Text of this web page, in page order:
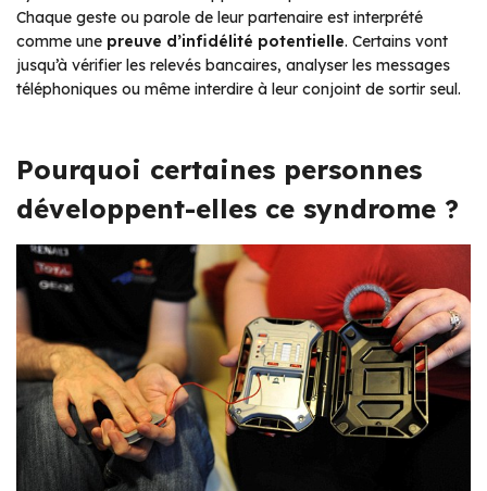
Chaque geste ou parole de leur partenaire est interprété
comme une preuve d’infidélité potentielle. Certains vont
jusqu’à vérifier les relevés bancaires, analyser les messages
téléphoniques ou même interdire à leur conjoint de sortir seul.
Pourquoi certaines personnes
développent-elles ce syndrome ?